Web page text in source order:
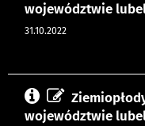
województwie
31.10.2022
województwie